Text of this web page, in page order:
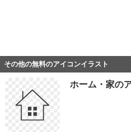
その他の無料のアイコンイラスト
ホーム・家の